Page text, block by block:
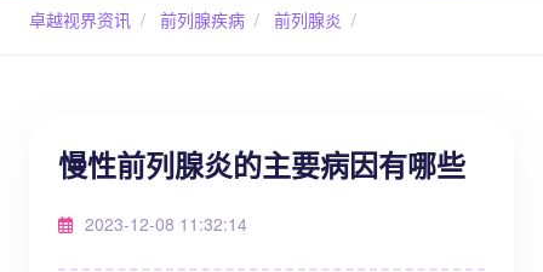
卓越视界资讯 / 前列腺疾病 / 前列腺炎 /
慢性前列腺炎的主要病因有哪些
2023-12-08 11:32:14